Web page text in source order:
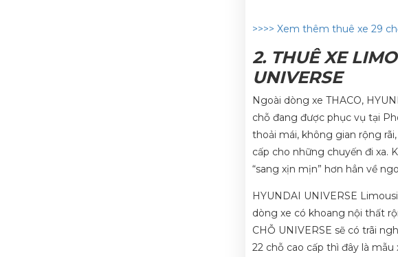
>>>> Xem thêm thuê xe 29
2. THUÊ XE
UNIVERSE
Ngoài dòng xe THACO,
chỗ đang được phục vụ tại
thoải mái, không gian rộng
cấp cho những chuyến đi xa.
“sang xịn mịn” hơn hẳn về
HYUNDAI UNIVERSE
dòng xe có khoang nội thất
CHỖ UNIVERSE sẽ có trãi
22 chỗ cao cấp thì đây là